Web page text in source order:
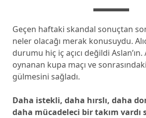
Geçen haftaki skandal sonuçtan
neler olacağı merak konusuydu.
durumu hiç iç açıcı değildi
oynanan kupa maçı ve
gülmesini sağladı.
Daha istekli, daha hırslı, daha
daha mücadeleci bir takım vardı